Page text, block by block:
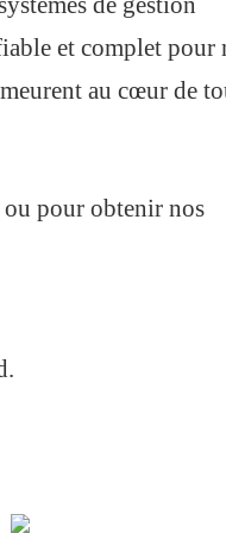
et complet pour
au cœur de
ou pour obtenir nos